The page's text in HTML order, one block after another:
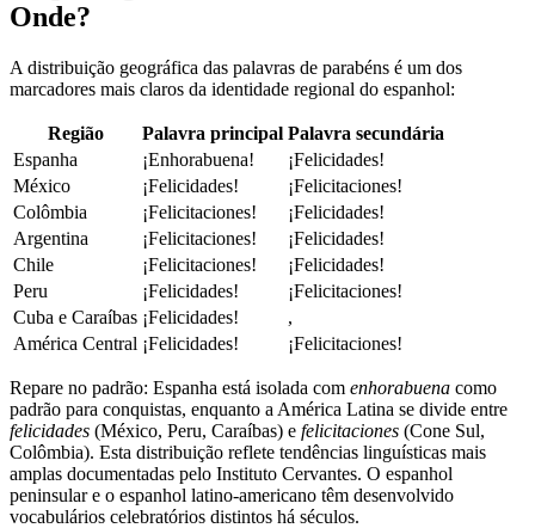
Onde?
A distribuição geográfica das palavras de parabéns é um dos
marcadores mais claros da identidade regional do espanhol:
Região Palavra principal Palavra secundária
Espanha
¡Enhorabuena!
¡Felicidades!
México
¡Felicidades!
¡Felicitaciones!
Colômbia
¡Felicitaciones!
¡Felicidades!
Argentina
¡Felicitaciones!
¡Felicidades!
Chile
¡Felicitaciones!
¡Felicidades!
Peru
¡Felicidades!
¡Felicitaciones!
Cuba e Caraíbas ¡Felicidades!
,
América Central ¡Felicidades! ¡Felicitaciones!
Repare no padrão: Espanha está isolada com enhorabuena como
padrão para conquistas, enquanto a América Latina se divide entre
felicidades (México, Peru, Caraíbas) e felicitaciones (Cone Sul,
Colômbia). Esta distribuição reflete tendências linguísticas mais
amplas documentadas pelo Instituto Cervantes. O espanhol
peninsular e o espanhol latino-americano têm desenvolvido
vocabulários celebratórios distintos há séculos.